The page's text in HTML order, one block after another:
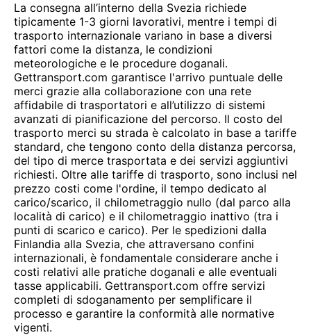
La consegna all’interno della Svezia richiede
tipicamente 1-3 giorni lavorativi, mentre i tempi di
trasporto internazionale variano in base a diversi
fattori come la distanza, le condizioni
meteorologiche e le procedure doganali.
Gettransport.com garantisce l'arrivo puntuale delle
merci grazie alla collaborazione con una rete
affidabile di trasportatori e all’utilizzo di sistemi
avanzati di pianificazione del percorso. Il costo del
trasporto merci su strada è calcolato in base a tariffe
standard, che tengono conto della distanza percorsa,
del tipo di merce trasportata e dei servizi aggiuntivi
richiesti. Oltre alle tariffe di trasporto, sono inclusi nel
prezzo costi come l'ordine, il tempo dedicato al
carico/scarico, il chilometraggio nullo (dal parco alla
località di carico) e il chilometraggio inattivo (tra i
punti di scarico e carico). Per le spedizioni dalla
Finlandia alla Svezia, che attraversano confini
internazionali, è fondamentale considerare anche i
costi relativi alle pratiche doganali e alle eventuali
tasse applicabili. Gettransport.com offre servizi
completi di sdoganamento per semplificare il
processo e garantire la conformità alle normative
vigenti.